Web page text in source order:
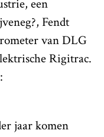
een
Fendt
van DLG
Rigitrac.
jaar komen